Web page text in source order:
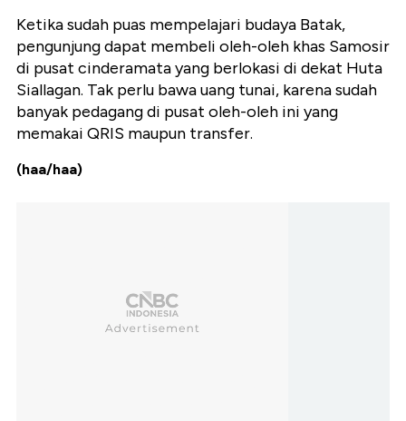
Ketika sudah puas mempelajari budaya Batak,
pengunjung dapat membeli oleh-oleh khas Samosir
di pusat cinderamata yang berlokasi di dekat Huta
Siallagan. Tak perlu bawa uang tunai, karena sudah
banyak pedagang di pusat oleh-oleh ini yang
memakai QRIS maupun transfer.
(haa/haa)